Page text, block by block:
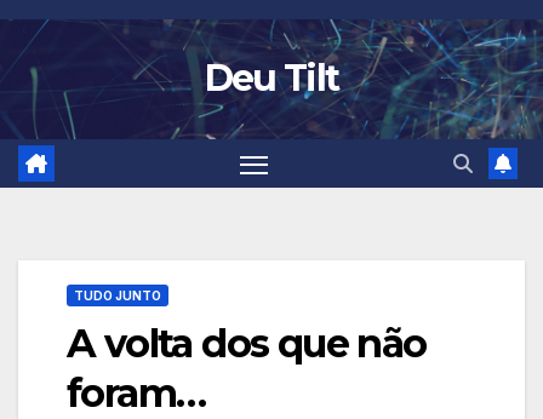
Skip
to
content
Deu Tilt
TUDO JUNTO
A volta dos que não
foram…